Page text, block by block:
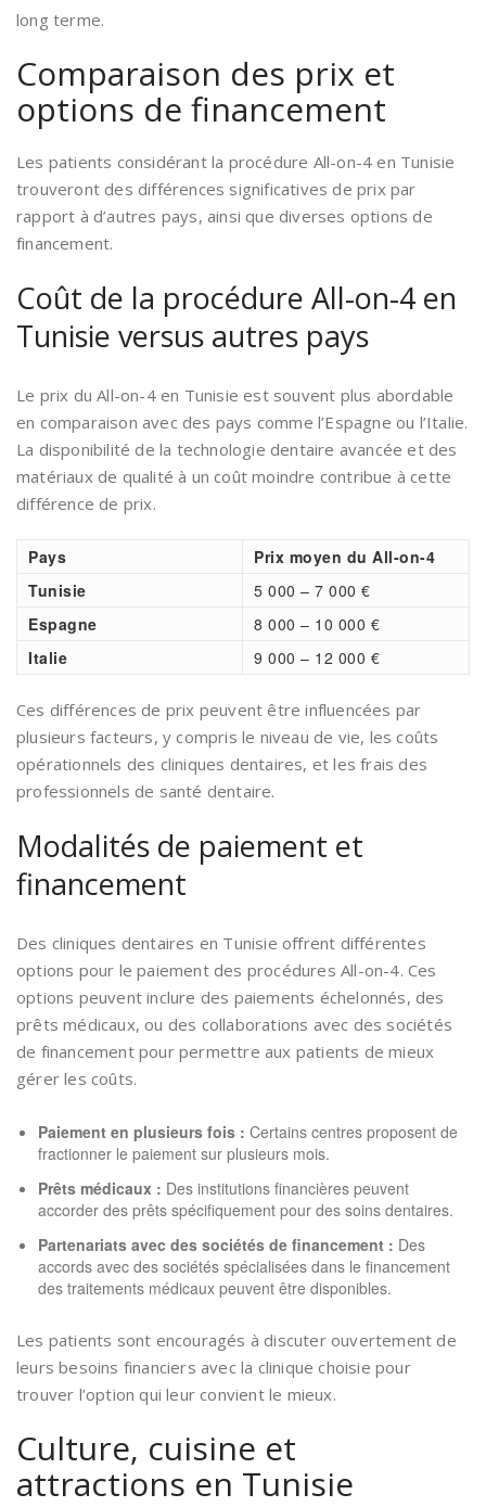
long terme.
Comparaison des prix et
options de financement
Les patients considérant la procédure All-on-4 en Tunisie
trouveront des différences significatives de prix par
rapport à d’autres pays, ainsi que diverses options de
financement.
Coût de la procédure All-on-4 en
Tunisie versus autres pays
Le prix du All-on-4 en Tunisie est souvent plus abordable
en comparaison avec des pays comme l’Espagne ou l’Italie.
La disponibilité de la technologie dentaire avancée et des
matériaux de qualité à un coût moindre contribue à cette
différence de prix.
Pays
Prix moyen du All-on-4
Tunisie
5 000 – 7 000 €
Espagne
8 000 – 10 000 €
Italie
9 000 – 12 000 €
Ces différences de prix peuvent être influencées par
plusieurs facteurs, y compris le niveau de vie, les coûts
opérationnels des cliniques dentaires, et les frais des
professionnels de santé dentaire.
Modalités de paiement et
financement
Des cliniques dentaires en Tunisie offrent différentes
options pour le paiement des procédures All-on-4. Ces
options peuvent inclure des paiements échelonnés, des
prêts médicaux, ou des collaborations avec des sociétés
de financement pour permettre aux patients de mieux
gérer les coûts.
Paiement en plusieurs fois : Certains centres proposent de
fractionner le paiement sur plusieurs mois.
Prêts médicaux : Des institutions financières peuvent
accorder des prêts spécifiquement pour des soins dentaires.
Partenariats avec des sociétés de financement : Des
accords avec des sociétés spécialisées dans le financement
des traitements médicaux peuvent être disponibles.
Les patients sont encouragés à discuter ouvertement de
leurs besoins financiers avec la clinique choisie pour
trouver l’option qui leur convient le mieux.
Culture, cuisine et
attractions en Tunisie